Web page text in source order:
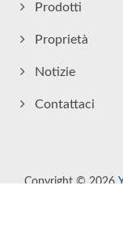
Prodotti
Proprietà
Notizie
Contattaci
Copyright © 2026